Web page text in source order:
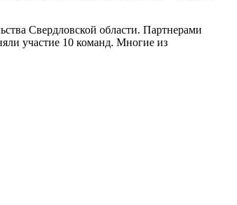
Свердловской области. Партнерами
участие 10 команд. Многие из